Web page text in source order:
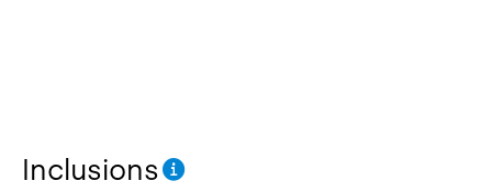
Inclusions